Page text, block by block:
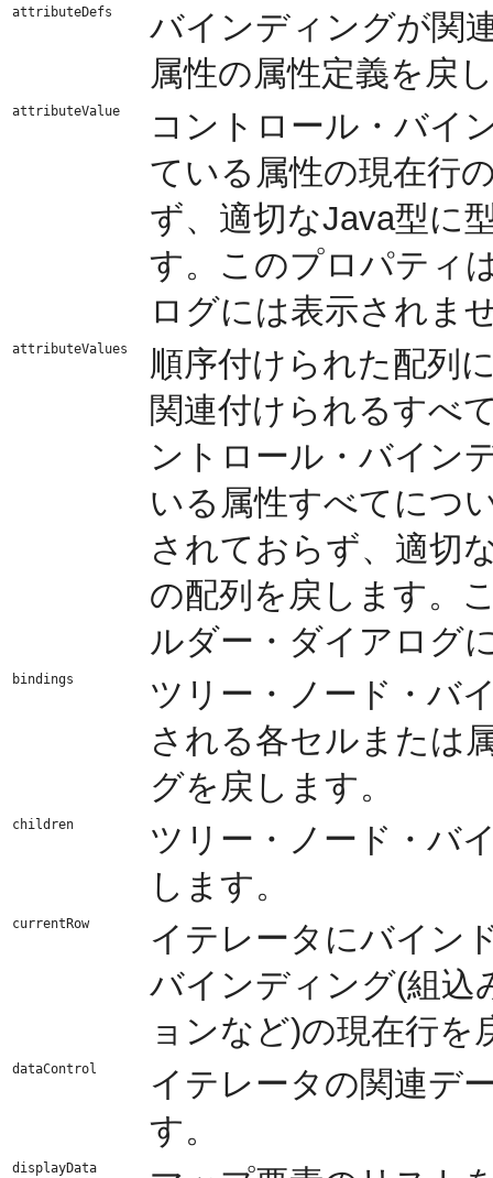
attributeDefs
バインディングが関
属性の属性定義を戻
attributeValue
コントロール・バイ
ている属性の現在行
ず、適切なJava型に
す。このプロパティ
ログには表示されま
attributeValues
順序付けられた配列
関連付けられるすべ
ントロール・バイン
いる属性すべてにつ
されておらず、適切
の配列を戻します。
ルダー・ダイアログ
bindings
ツリー・ノード・バ
される各セルまたは
グを戻します。
children
ツリー・ノード・バ
します。
currentRow
イテレータにバイン
バインディング(組込
ョンなど)の現在行を
dataControl
イテレータの関連デ
す。
displayData